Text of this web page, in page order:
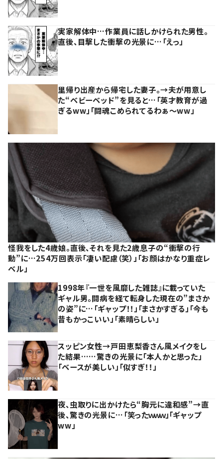
実家解体中…作業員に話しかけられた男性。
直後、目撃した衝撃の光景に…「えっ」
里帰り出産から帰宅した妻子。→夫が用意し
た“ベビーベッド”を見ると…「英才教育が過
ぎるww」「闘魂こめられてるわぁ～ww」
怪我をした4歳娘。直後、それを見た2歳息子の“衝撃の行
動”に…254万回表示「凄い配慮（笑）」「お顔はかなり重症レ
ベル」
1998年『一世を風靡した雑誌』に載っていた
ギャル男。闘病を経て転身した現在の”まさか
の姿”に…「ギャップ！！」「まさかすぎる」「今も
昔もかっこいい」「素晴らしい」
スッピン女性→戸田恵梨香さん風メイクをし
た結果……驚きの光景に「本人かと思った」
「ベースが美しい」「似すぎ！！」
夜、虫取りに出かけたら“胸元に違和感”→直
後、驚きの光景に…「笑ったｗｗｗ」「ギャップ
ww」